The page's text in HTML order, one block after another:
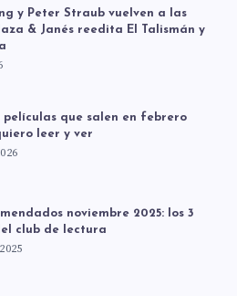
y Peter Straub vuelven a las
& Janés reedita El Talismán y
películas que salen en febrero
leer y ver
noviembre 2025: los 3
club de lectura